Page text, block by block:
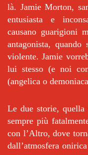
là. Jamie Morton,
entusiasta e
causano guarigioni
antagonista,
violente. Jamie
lui stesso (e noi
(angelica o
Le due storie,
sempre più
con l’Altro, dove
dall’atmosfera